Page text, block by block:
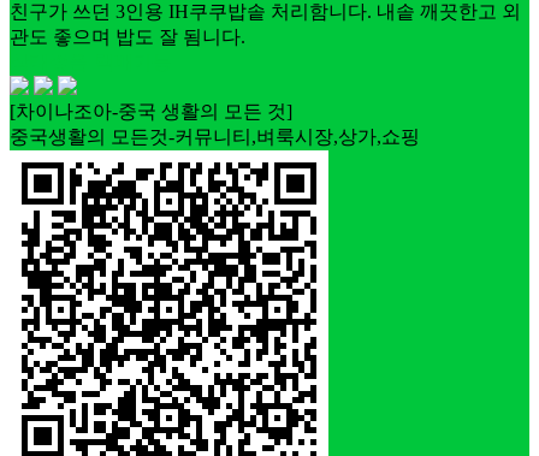
친구가 쓰던 3인용 IH쿠쿠밥솥 처리함니다. 내솥 깨끗한고 외
관도 좋으며 밥도 잘 됨니다.
[차이나조아-중국 생활의 모든 것]
중국생활의 모든것-커뮤니티,벼룩시장,상가,쇼핑